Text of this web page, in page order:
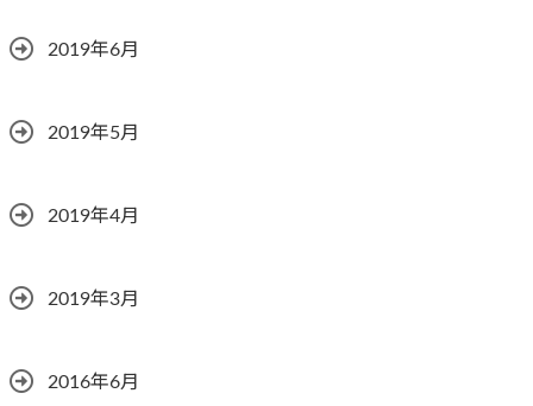
2019年6月
2019年5月
2019年4月
2019年3月
2016年6月